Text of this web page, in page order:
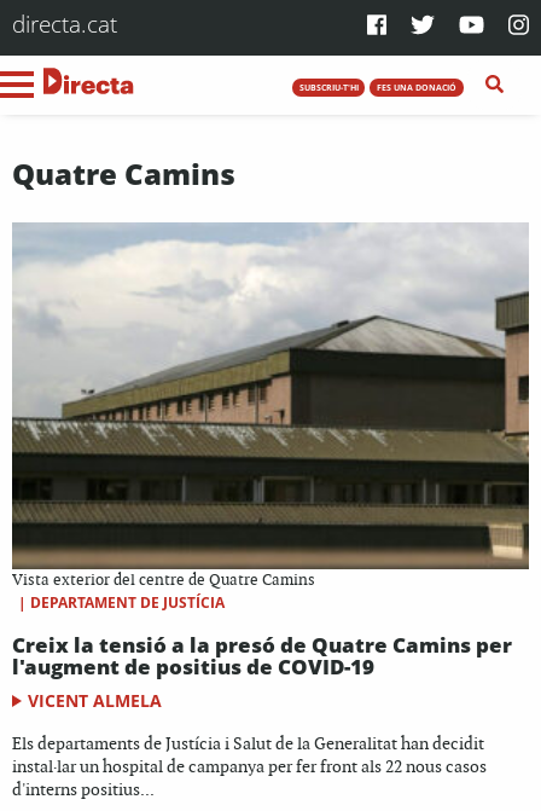
directa.cat
SUBSCRIU-T'HI FES UNA DONACIÓ
Quatre Camins
Vista exterior del centre de Quatre Camins
| DEPARTAMENT DE JUSTÍCIA
Creix la tensió a la presó de Quatre Camins per
l'augment de positius de COVID-19
VICENT ALMELA
Els departaments de Justícia i Salut de la Generalitat han decidit
instal·lar un hospital de campanya per fer front als 22 nous casos
d'interns positius...